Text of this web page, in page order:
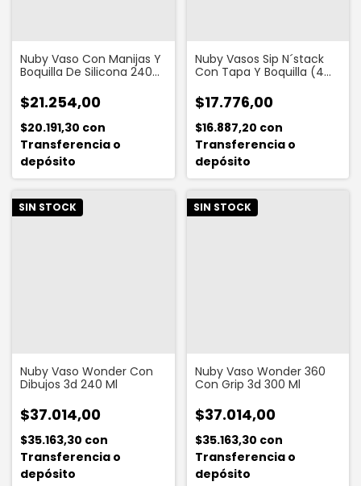
Nuby Vaso Con Manijas Y
Boquilla De Silicona 240
$21.254,00
$20.191,30 con
Transferencia o
depósito
Nuby Vasos Sip N´stack
Con Tapa Y Boquilla (4
$17.776,00
$16.887,20 con
Transferencia o
depósito
SIN STOCK
Nuby Vaso Wonder Con
Dibujos 3d 240 Ml
$37.014,00
$35.163,30 con
Transferencia o
depósito
SIN STOCK
Nuby Vaso Wonder 360
Con Grip 3d 300 Ml
$37.014,00
$35.163,30 con
Transferencia o
depósito